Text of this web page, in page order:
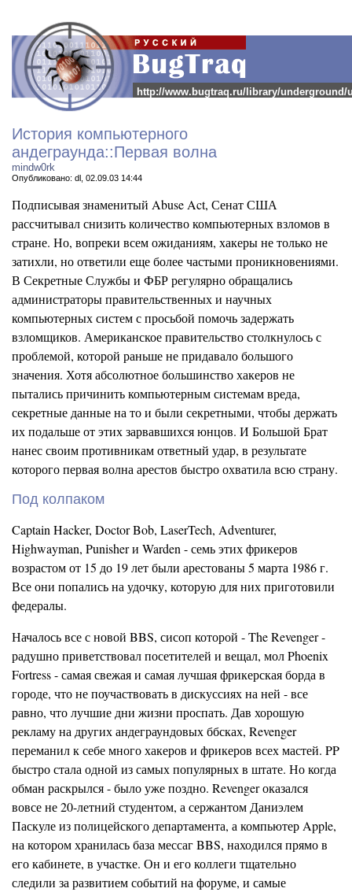
http://www.bugtraq.ru/library/underground/
История компьютерного
андеграунда::Первая волна
mindw0rk
Опубликовано: dl, 02.09.03 14:44
Подписывая знаменитый Abuse Act, Сенат США
рассчитывал снизить количество компьютерных взломов в
стране. Но, вопреки всем ожиданиям, хакеры не только не
затихли, но ответили еще более частыми проникновениями.
В Секретные Службы и ФБР регулярно обращались
администраторы правительственных и научных
компьютерных систем с просьбой помочь задержать
взломщиков. Американское правительство столкнулось с
проблемой, которой раньше не придавало большого
значения. Хотя абсолютное большинство хакеров не
пытались причинить компьютерным системам вреда,
секретные данные на то и были секретными, чтобы держать
их подальше от этих зарвавшихся юнцов. И Большой Брат
нанес своим противникам ответный удар, в результате
которого первая волна арестов быстро охватила всю страну.
Под колпаком
Captain Hacker, Doctor Bob, LaserTech, Adventurer,
Highwayman, Punisher и Warden - семь этих фрикеров
возрастом от 15 до 19 лет были арестованы 5 марта 1986 г.
Все они попались на удочку, которую для них приготовили
федералы.
Началось все с новой BBS, сисоп которой - The Revenger -
радушно приветствовал посетителей и вещал, мол Phoenix
Fortress - самая свежая и самая лучшая фрикерская борда в
городе, что не поучаствовать в дискуссиях на ней - все
равно, что лучшие дни жизни проспать. Дав хорошую
рекламу на других андеграундовых ббсках, Revenger
переманил к себе много хакеров и фрикеров всех мастей. PP
быстро стала одной из самых популярных в штате. Но когда
обман раскрылся - было уже поздно. Revenger оказался
вовсе не 20-летний студентом, а сержантом Даниэлем
Паскуле из полицейского департамента, а компьютер Apple,
на котором хранилась база мессаг BBS, находился прямо в
его кабинете, в участке. Он и его коллеги тщательно
следили за развитием событий на форуме, и самые